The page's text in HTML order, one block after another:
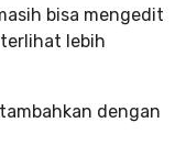
bisa mengedit
lebih
dengan